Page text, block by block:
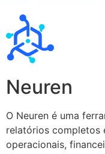
Neuren
O Neuren é uma
relatórios completos
operacionais,